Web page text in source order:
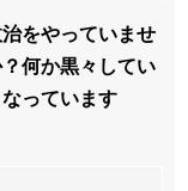
をやっていませ
何か黒々してい
っています